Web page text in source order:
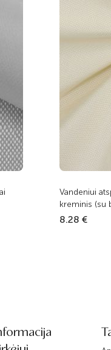
Vandeniui
kreminis (su
8.28 €